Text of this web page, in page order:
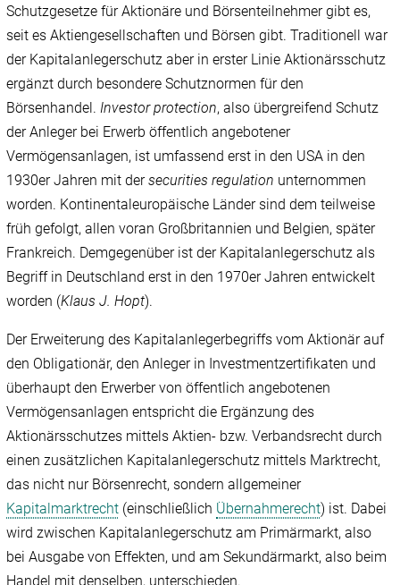
Schutzgesetze für Aktionäre und Börsenteilnehmer gibt es,
seit es Aktiengesellschaften und Börsen gibt. Traditionell war
der Kapitalanlegerschutz aber in erster Linie Aktionärsschutz
ergänzt durch besondere Schutznormen für den
Börsenhandel.Investor protection, also übergreifend Schutz
der Anleger bei Erwerb öffentlich angebotener
Vermögensanlagen, ist umfassend erst in den USA in den
1930er Jahren mit dersecurities regulation unternommen
worden. Kontinentaleuropäische Länder sind dem teilweise
früh gefolgt, allen voran Großbritannien und Belgien, später
Frankreich. Demgegenüber ist der Kapitalanlegerschutz als
Begriff in Deutschland erst in den 1970er Jahren entwickelt
worden (Klaus J. Hopt).
Der Erweiterung des Kapitalanlegerbegriffs vom Aktionär auf
den Obligationär, den Anleger in Investmentzertifikaten und
überhaupt den Erwerber von öffentlich angebotenen
Vermögensanlagen entspricht die Ergänzung des
Aktionärsschutzes mittels Aktien- bzw. Verbandsrecht durch
einen zusätzlichen Kapitalanlegerschutz mittels Marktrecht,
das nicht nur Börsenrecht, sondern allgemeiner
Kapitalmarktrecht (einschließlich Übernahmerecht) ist. Dabei
wird zwischen Kapitalanlegerschutz am Primärmarkt, also
bei Ausgabe von Effekten, und am Sekundärmarkt, also beim
Handel mit denselben, unterschieden.